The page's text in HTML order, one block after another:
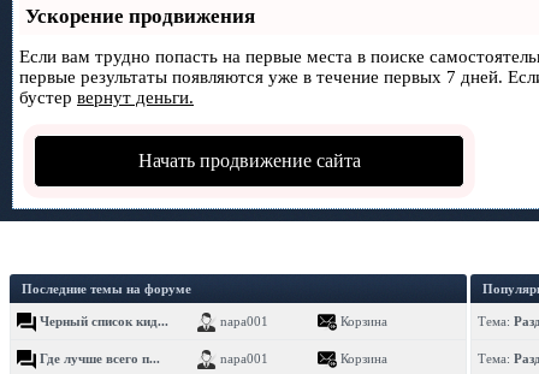
Ускорение продвижения
Если вам трудно попасть на первые места в поиске
первые результаты появляются уже в течение первых 7 дней.
бустер вернут деньги.
Начать продвижение сайта
Последние темы на форуме
Черный список кид... napa001 Корзина
Где лучше всего п... napa001 Корзина
Тема:
Тема: